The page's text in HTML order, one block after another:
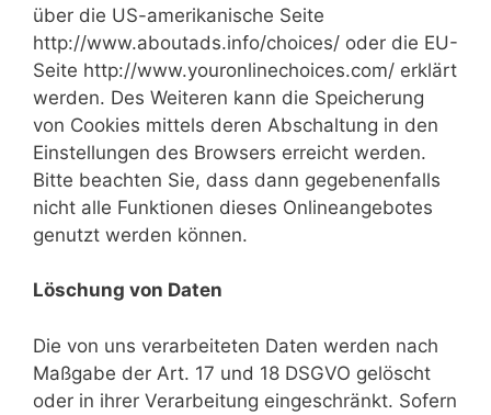
über die US-amerikanische Seite
http://www.aboutads.info/choices/ oder die EU-
Seite http://www.youronlinechoices.com/ erklärt
werden. Des Weiteren kann die Speicherung
von Cookies mittels deren Abschaltung in den
Einstellungen des Browsers erreicht werden.
Bitte beachten Sie, dass dann gegebenenfalls
nicht alle Funktionen dieses Onlineangebotes
genutzt werden können.
Löschung von Daten
Die von uns verarbeiteten Daten werden nach
Maßgabe der Art. 17 und 18 DSGVO gelöscht
oder in ihrer Verarbeitung eingeschränkt. Sofern